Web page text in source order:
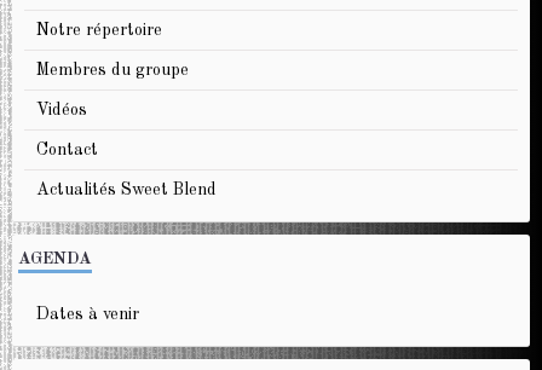
Notre répertoire
Membres du groupe
Vidéos
Contact
Actualités Sweet Blend
AGENDA
Dates à venir